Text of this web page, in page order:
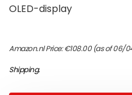
OLED-display
Amazon.nl Price:€108.00(as of 06/
Shipping.